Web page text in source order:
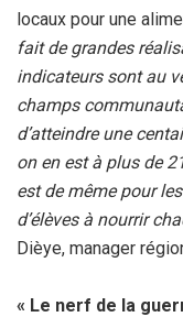
locaux pour une
fait de grandes
indicateurs sont au
champs
d’atteindre une
on en est à plus de
est de même pour
d’élèves à nourrir
Dièye, manager
‎« Le nerf de la